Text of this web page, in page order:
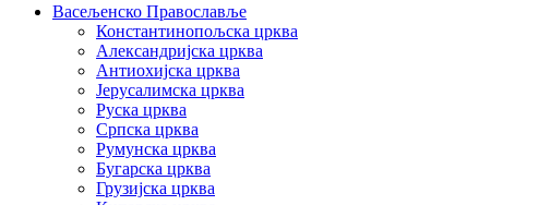
Васељенско Православље
Константинопољска црква
Александријска црква
Антиохијска црква
Јерусалимска црква
Руска црква
Српска црква
Румунска црква
Бугарска црква
Грузијска црква